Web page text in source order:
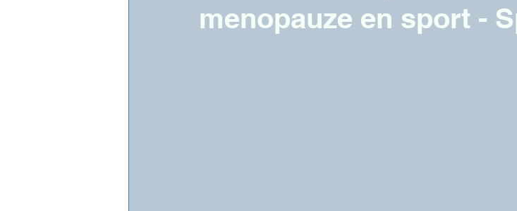
menopauze en sport -